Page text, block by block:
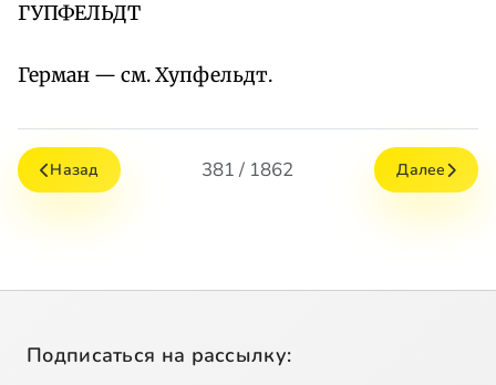
ГУПФЕЛЬДТ
Герман — см. Хупфельдт.
Назад 381 / 1862 Далее
Подписаться на рассылку: